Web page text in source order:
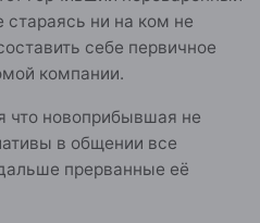
стараясь ни на ком не
себе первичное
компании.
что новоприбывшая не
в общении все
прерванные её